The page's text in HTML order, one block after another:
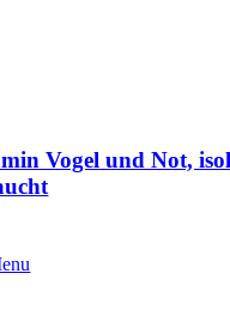
Vogel und Not,